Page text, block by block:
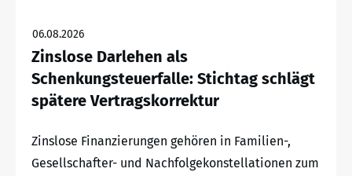
06.08.2026
Zinslose Darlehen als
Schenkungsteuerfalle: Stichtag schlägt
spätere Vertragskorrektur
Zinslose Finanzierungen gehören in Familien-,
Gesellschafter- und Nachfolgekonstellationen zum